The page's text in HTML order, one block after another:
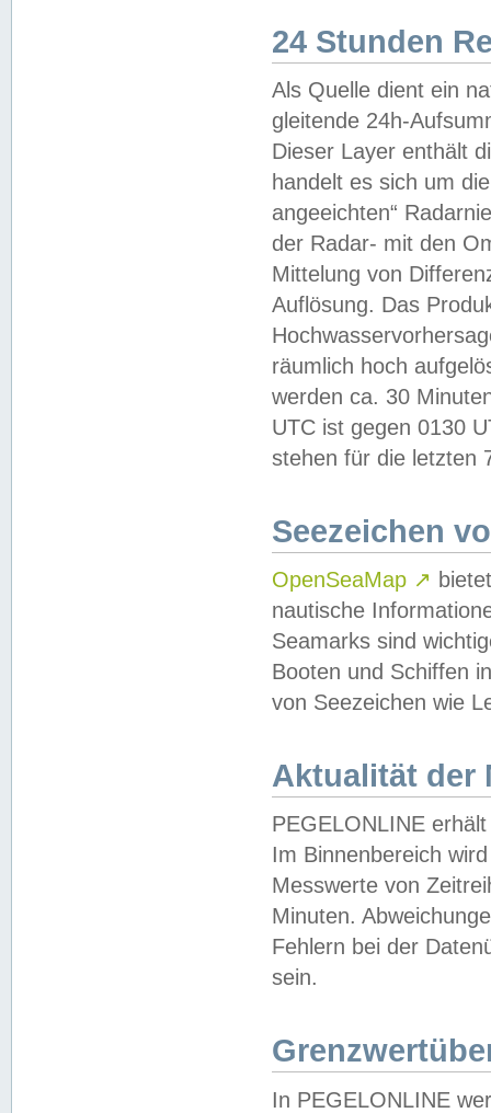
24 Stunden
Als Quelle dient ein
gleitende 24h-
Dieser Layer enthält
handelt es sich um
angeeichten“
der Radar- mit den
Mittelung von
Auflösung. Das
räumlich hoch
werden ca. 30
UTC ist gegen 0130
stehen für die letzten
Seezeichen
OpenSeaMap ↗
nautische
Seamarks sind
Booten und Schiffen
von Seezeichen wie
Aktualität der
PEGELONLINE
Im Binnenbereich
Messwerte von
Minuten.
Fehlern bei der
sein.
In PEGELONLINE